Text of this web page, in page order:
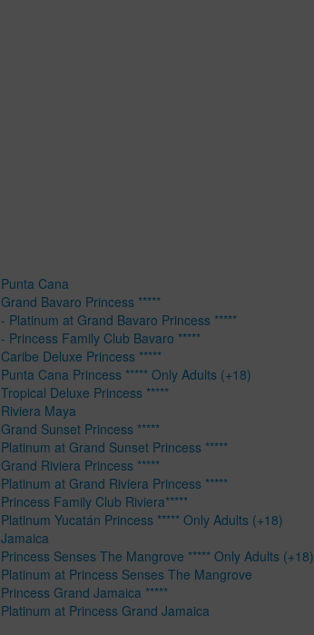
Punta Cana
Grand Bavaro Princess *****
- Platinum at Grand Bavaro Princess *****
- Princess Family Club Bavaro *****
Caribe Deluxe Princess *****
Punta Cana Princess ***** Only Adults (+18)
Tropical Deluxe Princess *****
Riviera Maya
Grand Sunset Princess *****
Platinum at Grand Sunset Princess *****
Grand Riviera Princess *****
Platinum at Grand Riviera Princess *****
Princess Family Club Riviera*****
Platinum Yucatán Princess ***** Only Adults (+18)
Jamaica
Princess Senses The Mangrove ***** Only Adults (+18)
Platinum at Princess Senses The Mangrove
Princess Grand Jamaica *****
Platinum at Princess Grand Jamaica